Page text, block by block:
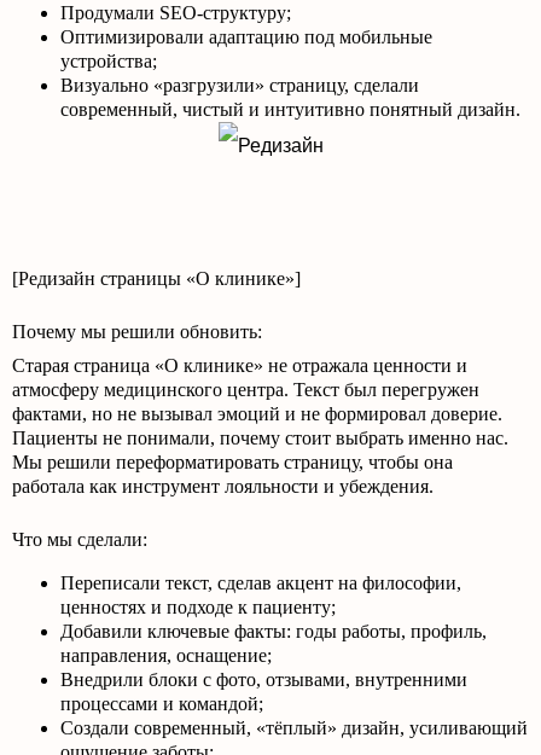
Продумали SEO-структуру;
Оптимизировали адаптацию под мобильные
устройства;
Визуально «разгрузили» страницу, сделали
современный, чистый и интуитивно понятный дизайн.
[Редизайн страницы «О клинике»]
Почему мы решили обновить:
Старая страница «О клинике» не отражала ценности и
атмосферу медицинского центра. Текст был перегружен
фактами, но не вызывал эмоций и не формировал доверие.
Пациенты не понимали, почему стоит выбрать именно нас.
Мы решили переформатировать страницу, чтобы она
работала как инструмент лояльности и убеждения.
Что мы сделали:
Переписали текст, сделав акцент на философии,
ценностях и подходе к пациенту;
Добавили ключевые факты: годы работы, профиль,
направления, оснащение;
Внедрили блоки с фото, отзывами, внутренними
процессами и командой;
Создали современный, «тёплый» дизайн, усиливающий